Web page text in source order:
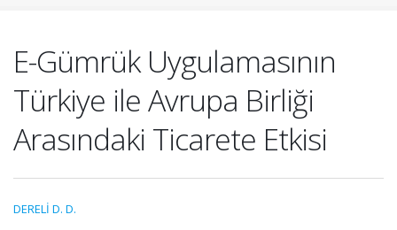
E-Gümrük Uygulamasının
Türkiye ile Avrupa Birliği
Arasındaki Ticarete Etkisi
DERELİ D. D.